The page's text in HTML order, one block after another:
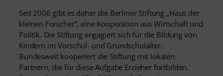
Seit 2006 gibt es daher die Berliner Stiftung „Haus der
kleinen Forscher“, eine Kooperation aus Wirtschaft und
Politik. Die Stiftung engagiert sich für die Bildung von
Kindern im Vorschul- und Grundschulalter.
Bundesweit kooperiert die Stiftung mit lokalen
Partnern, die für diese Aufgabe Erzieher fortbilden.